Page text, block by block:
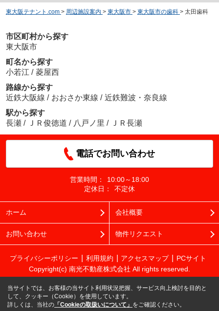
東大阪テナント.com > 周辺施設案内 > 東大阪市 > 東大阪市の歯科 > 太田歯科
市区町村から探す
東大阪市
町名から探す
小若江 / 菱屋西
路線から探す
近鉄大阪線 / おおさか東線 / 近鉄難波・奈良線
駅から探す
長瀬 / ＪＲ俊徳道 / 八戸ノ里 / ＪＲ長瀬
電話でお問い合わせ
営業時間：
10:00～18:00
定休日：
不定休
ホーム 会社概要
お問い合わせ 物件リクエスト
プライバシーポリシー 利用規約 アクセスマップ
PCサイト
Copyright(c) 南光不動産株式会社 All rights reserved.
当サイトでは、お客様の当サイト利用状況把握、サービス向上検討を目的と
して、クッキー（Cookie）を使用しています。
詳しくは、当社の 「Cookieの取扱いについて」 をご確認ください。